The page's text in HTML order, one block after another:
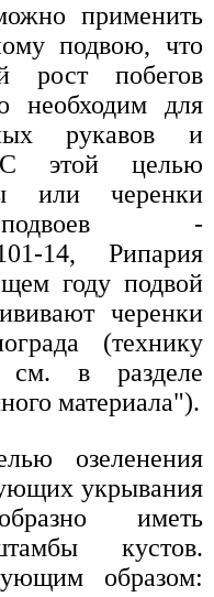
применить
подвою, что
рост побегов
необходим для
рукавов и
этой целью
или черенки
подвоев -
14, Рипария
году подвой
черенки
(технику
см. в разделе
материала").
озеленения
укрывания
иметь
кустов.
образом: